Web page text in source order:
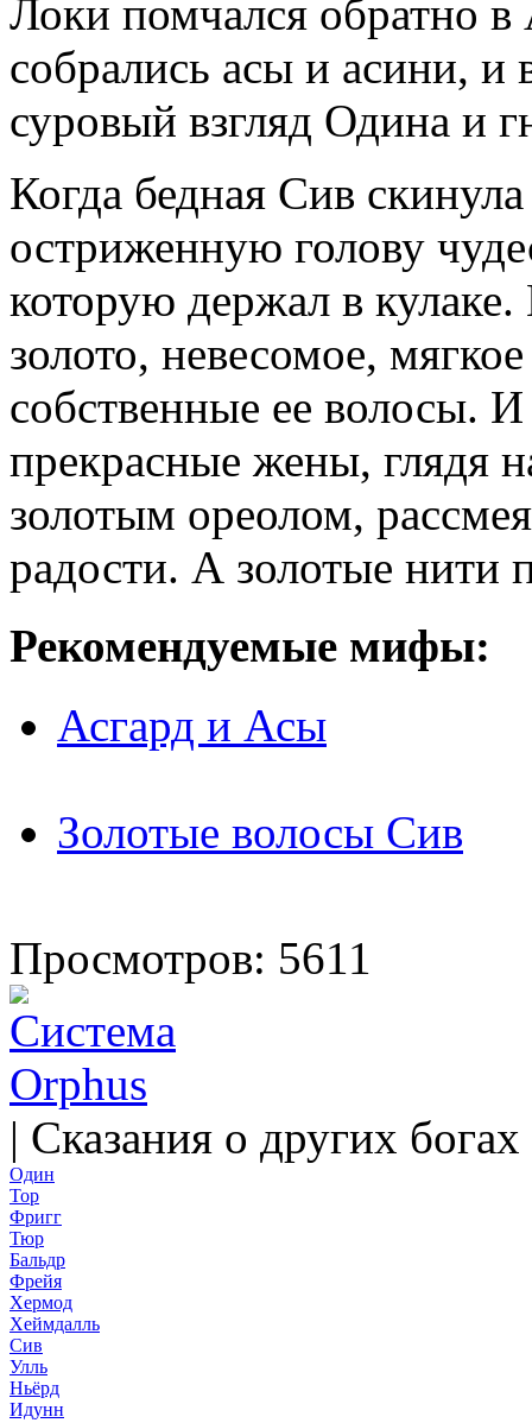
Локи помчался обратно в
собрались асы и асини, и
суровый взгляд Одина и
Когда бедная Сив
остриженную голову
которую держал в
золото, невесомое,
собственные ее волосы.
прекрасные жены, глядя
золотым ореолом,
радости. А золотые нити
Рекомендуемые мифы:
Асгард и Асы
Золотые волосы Сив
Просмотров: 5611
| Сказания о других богах
Один
Тор
Фригг
Тюр
Бальдр
Фрейя
Хермод
Хеймдалль
Сив
Улль
Ньёрд
Идунн